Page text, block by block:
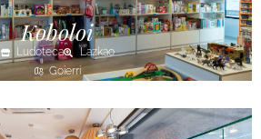
Koboloi
Ludoteca
Lazkao
Goierri